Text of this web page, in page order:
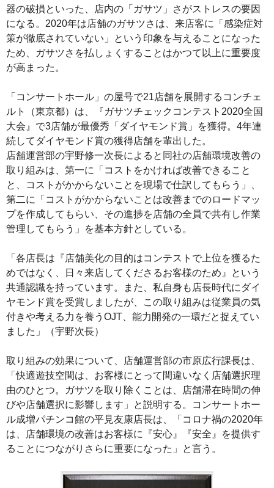
器の破損といった、店内の「ガサツ」さがストレスの要因
になる。2020年は店舗のガサツさは、来店客に「感染症対
策が徹底されていない」という印象を与えることになった
ため、ガサツさを払しょくすることはかつて以上に重要度
が高まった。
「コンサートホール」の屋号で21店舗を展開するコンチェ
ルト（東京都）は、『ガサツチェックコンテスト2020全国
大会』で3店舗が最優秀「ダイヤモンド賞」を獲得。4年連
続してダイヤモンド賞の獲得店舗を輩出した。
店舗運営部の宇野修一次長によると同社の店舗環境改善の
取り組みは、第一に「コストをかければ改善できること
と、コストがかからないことを現場で仕訳してもらう」、
第二に「コストがかからないことは改善までのロードマッ
プを作成してもらい、その進捗を店舗の全員で共有し作業
管理してもらう」を基本方針としている。
「各店長は『店舗美化の目的はコンテストで上位を獲るた
めではなく、日々来店してくださるお客様のため』という
共通認識を持っています。また、私自身も店長時代にダイ
ヤモンド賞を受賞しましたが、この取り組みは従業員の気
付きや考える力を養うOJT、能力開発の一環だと捉えてい
ました」（宇野次長）
取り組みの効果について、店舗運営部の市原広行課長は、
「快適遊技空間は、お客様にとって間違いなく店舗選択理
由のひとつ。ガサツを取り除くことは、店舗滞在時間の伸
びや店舗選択に影響します」と説明する。コンサートホー
ル成増パチンコ館の平見友康店長は、「コロナ禍の2020年
は、店舗環境の改善はお客様に『安心』『安全』を提供す
ることにつながりさらに重要になった」と言う。